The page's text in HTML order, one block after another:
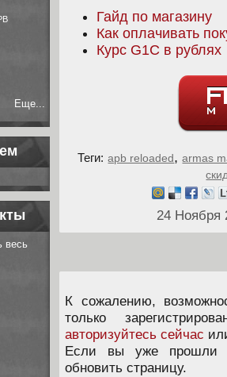
Еще...
весь
Гайд по магазину
Как оплачивать
Курс G1C в рублях
Теги: apb reloaded,armas
24 Ноября
К сожалению,
только
авторизуйтесь сейчас
Если вы уже прошли
обновить страницу.